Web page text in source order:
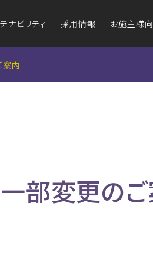
ナビリティ 採用情報 お施主様
商品の特長
沿革
外壁材の選び方
定図書
計資料
案内
部変更の